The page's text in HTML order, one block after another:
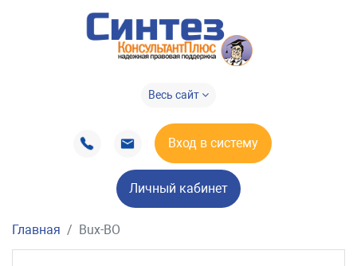
Весь сайт
Вход в систему
Личный кабинет
Главная Bux-BO